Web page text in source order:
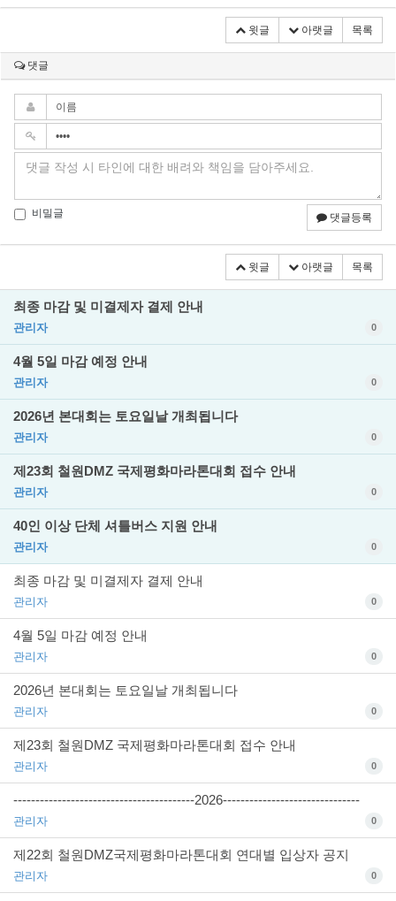
윗글 아랫글 목록
댓글
비밀글 댓글등록
윗글 아랫글 목록
최종 마감 및 미결제자 결제 안내
관리자 0
4월 5일 마감 예정 안내
관리자 0
2026년 본대회는 토요일날 개최됩니다
관리자 0
제23회 철원DMZ 국제평화마라톤대회 접수 안내
관리자 0
40인 이상 단체 셔틀버스 지원 안내
관리자 0
최종 마감 및 미결제자 결제 안내
관리자 0
4월 5일 마감 예정 안내
관리자 0
2026년 본대회는 토요일날 개최됩니다
관리자 0
제23회 철원DMZ 국제평화마라톤대회 접수 안내
관리자 0
-----------------------------------------2026-------------------------------
관리자 0
제22회 철원DMZ국제평화마라톤대회 연대별 입상자 공지
관리자 0